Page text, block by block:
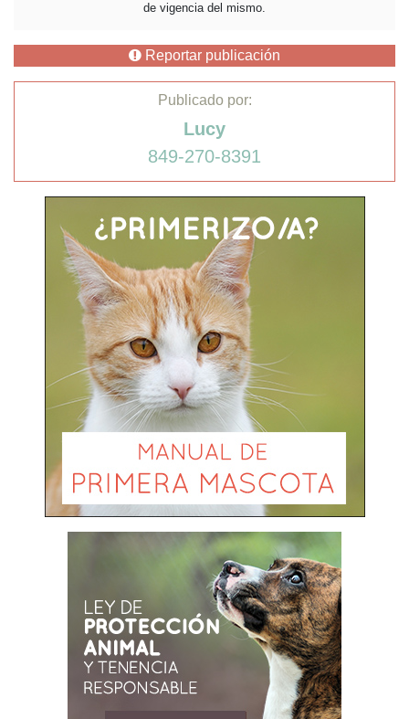
de vigencia del mismo.
Reportar publicación
Publicado por:
Lucy
849-270-8391